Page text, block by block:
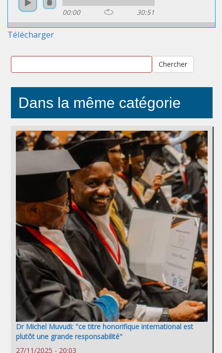
00:00 30:51
Télécharger
Chercher
Dans la même catégorie
Dr Michel Muvudi: "ce titre honorifique international est
plutôt une grande responsabilité"
27/11/2025 - 20:03